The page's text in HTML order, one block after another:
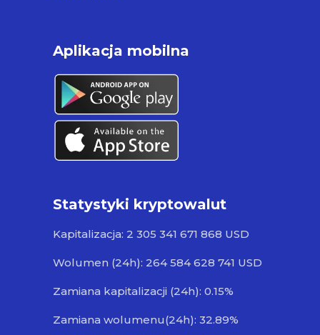
Aplikacja mobilna
Statystyki kryptowalut
Kapitalizacja: 2 305 341 671 868 USD
Wolumen (24h): 264 584 628 741 USD
Zamiana kapitalizacji (24h): 0.15%
Zamiana wolumenu(24h): 32.89%